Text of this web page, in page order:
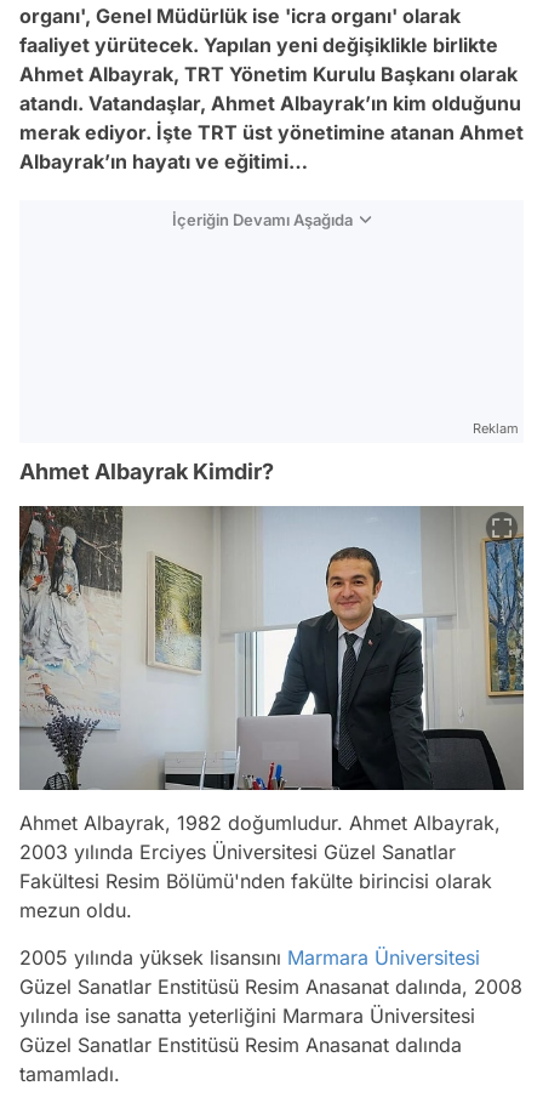
organı', Genel Müdürlük ise 'icra organı' olarak
faaliyet yürütecek. Yapılan yeni değişiklikle birlikte
Ahmet Albayrak, TRT Yönetim Kurulu Başkanı olarak
atandı. Vatandaşlar, Ahmet Albayrak’ın kim olduğunu
merak ediyor. İşte TRT üst yönetimine atanan Ahmet
Albayrak’ın hayatı ve eğitimi…
İçeriğin Devamı Aşağıda
Reklam
Ahmet Albayrak Kimdir?
Ahmet Albayrak, 1982 doğumludur. Ahmet Albayrak,
2003 yılında Erciyes Üniversitesi Güzel Sanatlar
Fakültesi Resim Bölümü'nden fakülte birincisi olarak
mezun oldu.
2005 yılında yüksek lisansını Marmara Üniversitesi
Güzel Sanatlar Enstitüsü Resim Anasanat dalında, 2008
yılında ise sanatta yeterliğini Marmara Üniversitesi
Güzel Sanatlar Enstitüsü Resim Anasanat dalında
tamamladı.